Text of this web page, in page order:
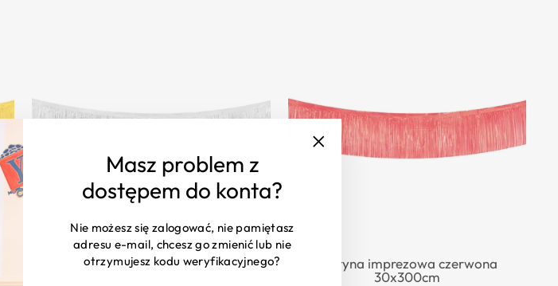
Masz problem z
dostępem do konta?
Nie możesz się zalogować, nie pamiętasz
adresu e-mail, chcesz go zmienić lub nie
otrzymujesz kodu weryfikacyjnego?
"Zamknij
Kurtyna imprezowa srebrna 30x300cm
Kurtyna imprezowa czerwona
30x300cm